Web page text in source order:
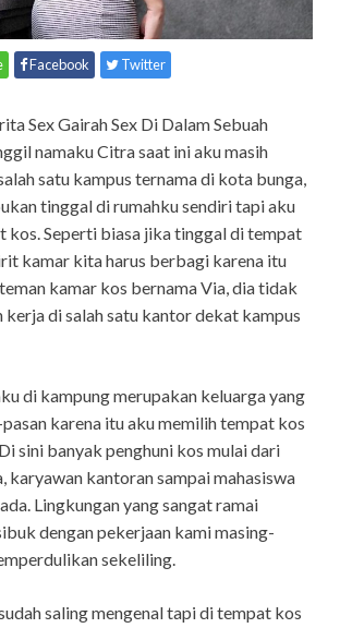
Facebook Twitter
Sex Gairah Sex Di Dalam Sebuah
namaku Citra saat ini aku masih
satu kampus ternama di kota bunga,
tinggal di rumahku sendiri tapi aku
kos. Seperti biasa jika tinggal di tempat
kamar kita harus berbagi karena itu
kamar kos bernama Via, dia tidak
kerja di salah satu kantor dekat kampus
di kampung merupakan keluarga yang
karena itu aku memilih tempat kos
sini banyak penghuni kos mulai dari
karyawan kantoran sampai mahasiswa
Lingkungan yang sangat ramai
dengan pekerjaan kami masing-
sekeliling.
saling mengenal tapi di tempat kos